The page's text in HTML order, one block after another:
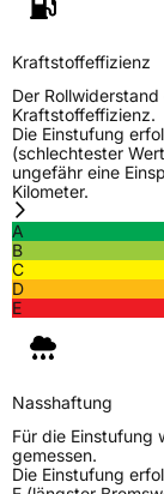
Fahrzeugtyp
Verwendung
Modellname
FahrzeugartPKW
Weitere
SchlauchtypTL
ZustandNeureifen
M+S
EU Label
EffizienzD
Kraftstoffeffizienz
Der
Kraftstoffeffizienz.
Die Einstufung
(schlechtester
ungefähr eine
Kilometer.
A
B
C
D
E
Nasshaftung
Für die Einstufung
gemessen.
Die Einstufung